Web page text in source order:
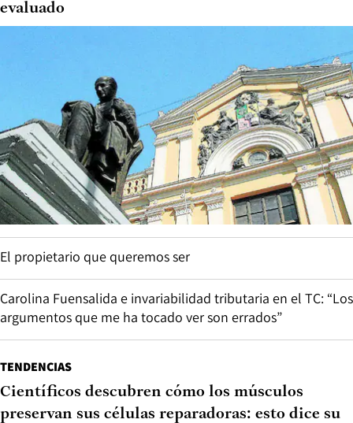
evaluado
El propietario que queremos ser
Carolina Fuensalida e invariabilidad tributaria en el TC: “Los
argumentos que me ha tocado ver son errados”
TENDENCIAS
Científicos descubren cómo los músculos
preservan sus células reparadoras: esto dice su